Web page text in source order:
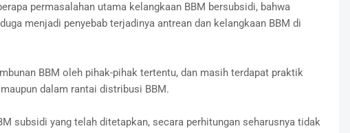
permasalahan utama kelangkaan BBM bersubsidi, bahwa
menjadi penyebab terjadinya antrean dan kelangkaan BBM di
BBM oleh pihak-pihak tertentu, dan masih terdapat praktik
dalam rantai distribusi BBM.
subsidi yang telah ditetapkan, secara perhitungan seharusnya tidak